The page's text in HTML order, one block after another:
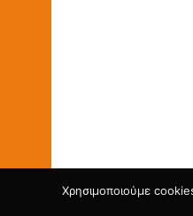
Χρησιμοποιούμε